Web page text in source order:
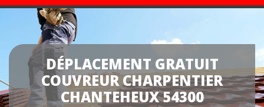
DÉPLACEMENT GRATUIT
COUVREUR CHARPENTIER
CHANTEHEUX 54300